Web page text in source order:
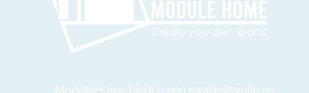
ModuleHome biedt u een kwaliteitsvolle en